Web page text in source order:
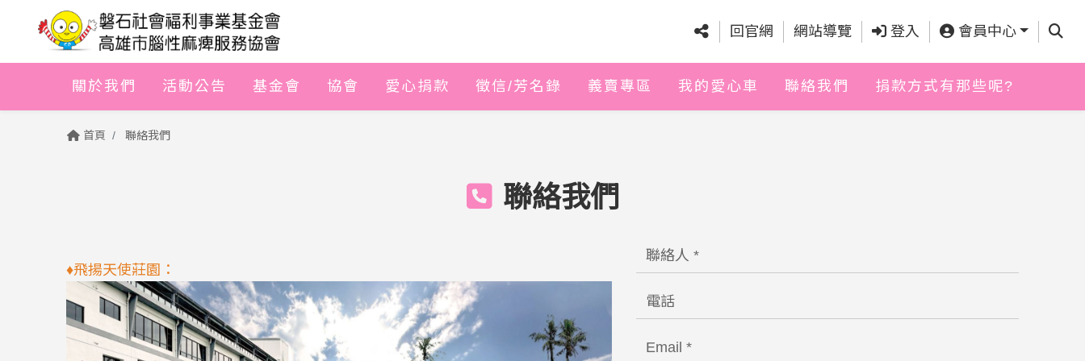
回官網 網站導覽 登入 會員中心 查詢
關於我們 活動公告 基金會 協會 愛心捐款 徵信/芳名錄 義賣專區 我的愛心車 聯絡我們 捐款方式有那些呢?
首頁 聯絡我們
聯絡我們
♦飛揚天使莊園：